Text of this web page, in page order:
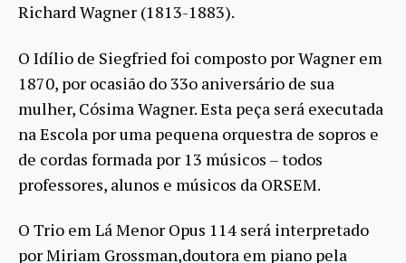
Richard Wagner (1813-1883).
O Idílio de Siegfried foi composto por Wagner em
1870, por ocasião do 33o aniversário de sua
mulher, Cósima Wagner. Esta peça será executada
na Escola por uma pequena orquestra de sopros e
de cordas formada por 13 músicos – todos
professores, alunos e músicos da ORSEM.
O Trio em Lá Menor Opus 114 será interpretado
por Miriam Grossman,doutora em piano pela